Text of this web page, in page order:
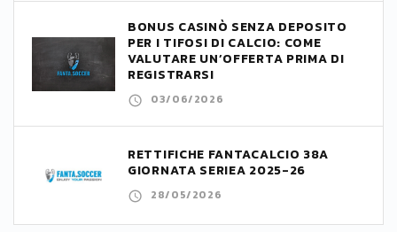
BONUS CASINÒ SENZA DEPOSITO
PER I TIFOSI DI CALCIO: COME
VALUTARE UN’OFFERTA PRIMA DI
REGISTRARSI
03/06/2026
RETTIFICHE FANTACALCIO 38A
GIORNATA SERIEA 2025-26
28/05/2026